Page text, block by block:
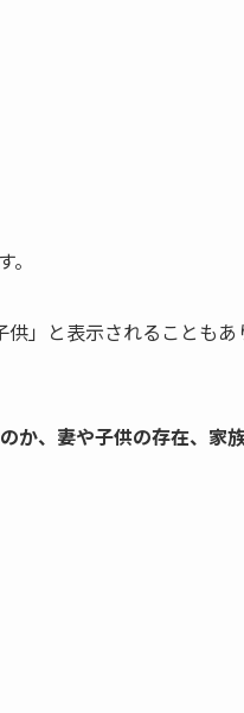
」と表示されることも
か、妻や子供の存在、家